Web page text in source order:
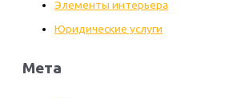
Элементы интерьера
Юридические услуги
Мета